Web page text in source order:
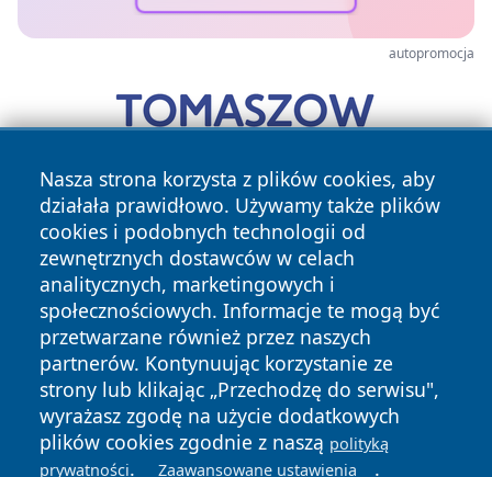
autopromocja
Nasza strona korzysta z plików cookies, aby
działała prawidłowo. Używamy także plików
cookies i podobnych technologii od
zewnętrznych dostawców w celach
analitycznych, marketingowych i
społecznościowych. Informacje te mogą być
przetwarzane również przez naszych
partnerów. Kontynuując korzystanie ze
strony lub klikając „Przechodzę do serwisu",
wyrażasz zgodę na użycie dodatkowych
plików cookies zgodnie z naszą polityką
prywatności. Zaawansowane ustawienia .
Copyright © 2026 wpruszkowie.pl Wszystkie prawa
zastrzeżone.
News Autorzy
Polityka
Prywatności
Polityka
Cookies